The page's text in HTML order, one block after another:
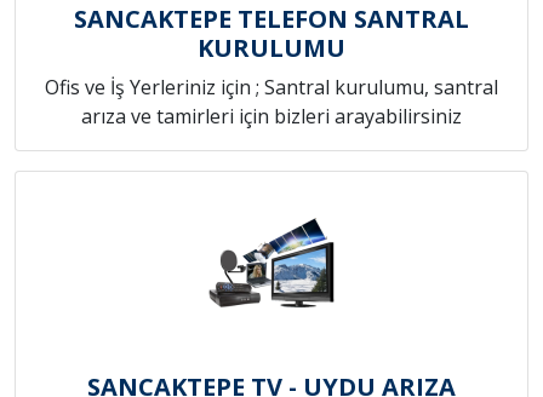
SANCAKTEPE TELEFON SANTRAL
KURULUMU
Ofis ve İş Yerleriniz için ; Santral kurulumu, santral
arıza ve tamirleri için bizleri arayabilirsiniz
SANCAKTEPE TV - UYDU ARIZA